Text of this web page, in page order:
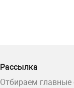
Рассылка
Отбираем главные